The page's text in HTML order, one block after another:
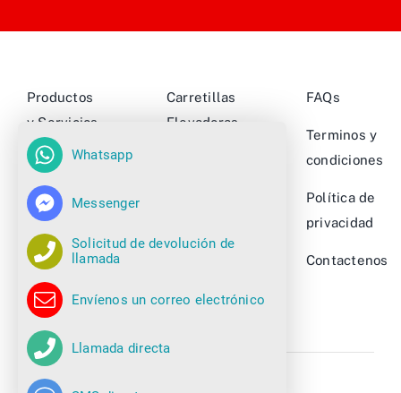
Productos
y Servicios
Nuestros
Clientes
Sobre
Nosotros
Novedades
Carretillas
Elevadoras
FAQs
Terminos y
condiciones
Política de
privacidad
Contactenos
Whatsapp
Messenger
Solicitud de devolución de
llamada
Envíenos un correo electrónico
Llamada directa